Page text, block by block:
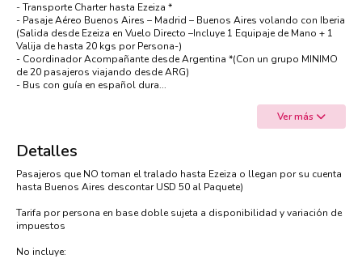
- Transporte Charter hasta Ezeiza *
- Pasaje Aéreo Buenos Aires – Madrid – Buenos Aires volando con Iberia
(Salida desde Ezeiza en Vuelo Directo –Incluye 1 Equipaje de Mano + 1
Valija de hasta 20 kgs por Persona-)
- Coordinador Acompañante desde Argentina *(Con un grupo MINIMO
de 20 pasajeros viajando desde ARG)
- Bus con guía en español dura...
Ver más
Detalles
Pasajeros que NO toman el tralado hasta Ezeiza o llegan por su cuenta
hasta Buenos Aires descontar USD 50 al Paquete)
Tarifa por persona en base doble sujeta a disponibilidad y variación de
impuestos
No incluye: